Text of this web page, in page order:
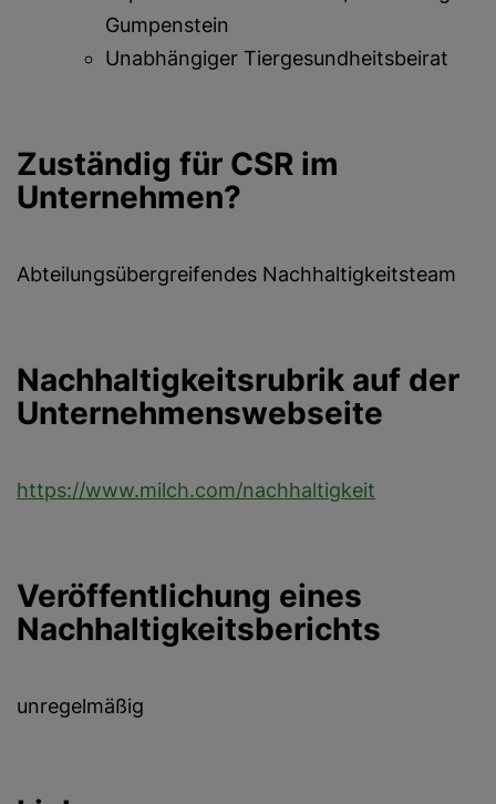
Gumpenstein
Unabhängiger Tiergesundheitsbeirat
Zuständig für CSR im
Unternehmen?
Abteilungsübergreifendes Nachhaltigkeitsteam
Nachhaltigkeitsrubrik auf der
Unternehmenswebseite
https://www.milch.com/nachhaltigkeit
Veröffentlichung eines
Nachhaltigkeitsberichts
unregelmäßig